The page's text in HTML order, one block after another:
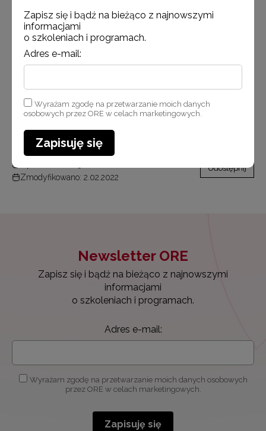
wsparcia przedszkoli i szkół ogólnodostępnych,
biorących udział w projektach grantowych,
realizowanego w ramach działania poszczególnych
SCWEW.
edukacji włączającej do praktyki edukacyjnej
oraz w działaniach w środowiskach lokalnych.
Zmodyfikowano: 2.02.2022
Udostępnij
Newsletter ORE
Zapisz się i bądź na bieżąco z najnowszymi
informacjami
o szkoleniach i programach.
Adres e-mail:
Wyrażam zgodę na przetwarzanie moich danych osobowych
przez ORE w celach marketingowych.
Zapisuję się
Zapisz się i bądź na bieżąco z najnowszymi
informacjami
o szkoleniach i programach.
Adres e-mail:
Wyrażam zgodę na przetwarzanie moich danych
osobowych przez ORE w celach marketingowych.
Zapisuję się